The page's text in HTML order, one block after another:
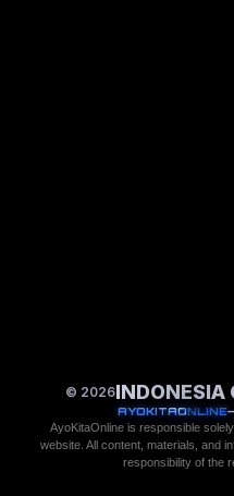
© 2026INDONESIA
AYOKITAONLINE
AyoKitaOnline is responsible
website. All content, materials, and
responsibility of the